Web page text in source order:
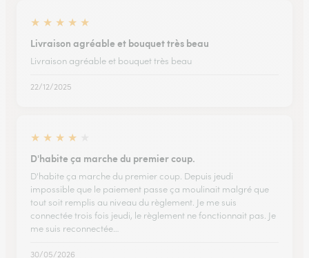
★ ★ ★ ★ ★
Livraison agréable et bouquet très beau
Livraison agréable et bouquet très beau
22/12/2025
★ ★ ★ ★
D'habite ça marche du premier coup.
D'habite ça marche du premier coup. Depuis jeudi
impossible que le paiement passe ça moulinait malgré que
tout soit remplis au niveau du règlement. Je me suis
connectée trois fois jeudi, le règlement ne fonctionnait pas. Je
me suis reconnectée…
30/05/2026